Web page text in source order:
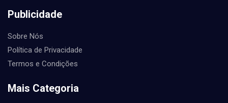
Publicidade
Sobre Nós
Política de Privacidade
Termos e Condições
Mais Categoria